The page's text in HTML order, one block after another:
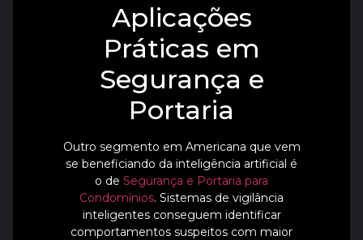
Aplicações
Práticas em
Segurança e
Portaria
Outro segmento em Americana que vem
se beneficiando da inteligência artificial é
o de Segurança e Portaria para
Condomínios. Sistemas de vigilância
inteligentes conseguem identificar
comportamentos suspeitos com maior